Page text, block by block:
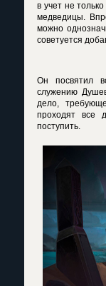
в учет не
медведицы.
можно
советуется
Он посвятил
служению
дело,
проходят все
поступить.